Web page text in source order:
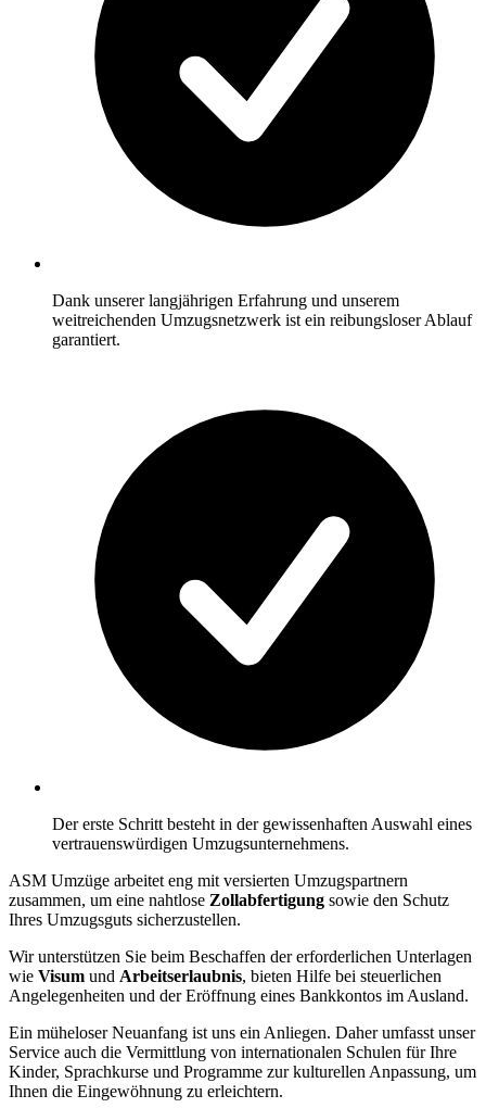
Dank unserer langjährigen Erfahrung und unserem
weitreichenden Umzugsnetzwerk ist ein reibungsloser Ablauf
garantiert.
Der erste Schritt besteht in der gewissenhaften Auswahl eines
vertrauenswürdigen Umzugsunternehmens.
ASM Umzüge arbeitet eng mit versierten Umzugspartnern
zusammen, um eine nahtlose Zollabfertigung sowie den Schutz
Ihres Umzugsguts sicherzustellen.
Wir unterstützen Sie beim Beschaffen der erforderlichen Unterlagen
wie Visum und Arbeitserlaubnis, bieten Hilfe bei steuerlichen
Angelegenheiten und der Eröffnung eines Bankkontos im Ausland.
Ein müheloser Neuanfang ist uns ein Anliegen. Daher umfasst unser
Service auch die Vermittlung von internationalen Schulen für Ihre
Kinder, Sprachkurse und Programme zur kulturellen Anpassung, um
Ihnen die Eingewöhnung zu erleichtern.